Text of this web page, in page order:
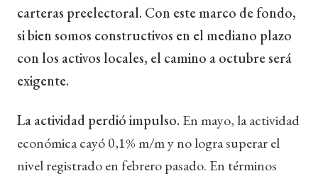
carteras preelectoral. Con este marco de fondo,
si bien somos constructivos en el mediano plazo
con los activos locales, el camino a octubre será
exigente.
La actividad perdió impulso. En mayo, la actividad
económica cayó 0,1% m/m y no logra superar el
nivel registrado en febrero pasado. En términos